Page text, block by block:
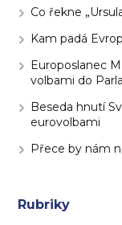
Co řekne
Kam padá
Europoslanec
volbami do
Beseda hnutí
eurovolbami
Přece by nám
Rubriky